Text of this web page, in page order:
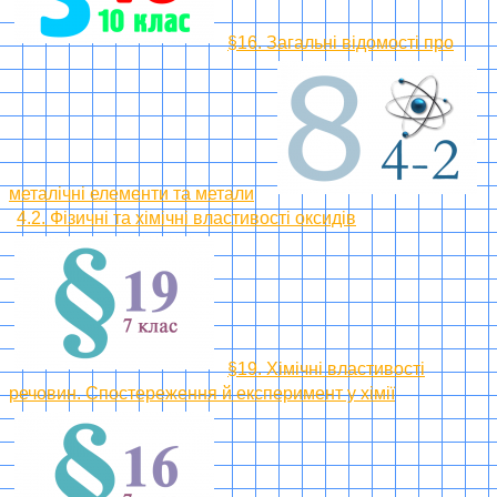
§16. Загальні відомості про
металічні елементи та метали
4.2. Фізичні та хімічні властивості оксидів
§19. Хімічні властивості
речовин. Спостереження й експеримент у хімії